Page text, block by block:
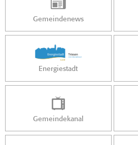
Gemeindenews
Energiestadt
Gemeindekanal